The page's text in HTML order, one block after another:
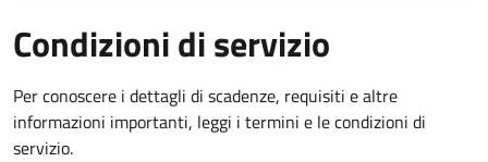
Condizioni di servizio
Per conoscere i dettagli di scadenze, requisiti e altre
informazioni importanti, leggi i termini e le condizioni di
servizio.